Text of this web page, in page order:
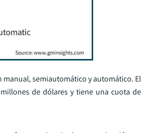
manual, semiautomático y automático. El
de dólares y tiene una cuota de